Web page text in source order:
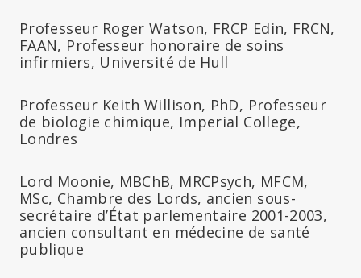
Professeur Roger Watson, FRCP Edin, FRCN,
FAAN, Professeur honoraire de soins
infirmiers, Université de Hull
Professeur Keith Willison, PhD, Professeur
de biologie chimique, Imperial College,
Londres
Lord Moonie, MBChB, MRCPsych, MFCM,
MSc, Chambre des Lords, ancien sous-
secrétaire d’État parlementaire 2001-2003,
ancien consultant en médecine de santé
publique